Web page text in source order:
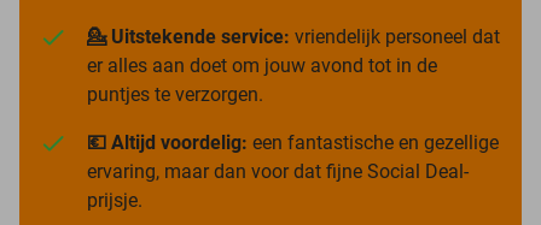
💁 Uitstekende service: vriendelijk personeel dat
er alles aan doet om jouw avond tot in de
puntjes te verzorgen.
💶 Altijd voordelig: een fantastische en gezellige
ervaring, maar dan voor dat fijne Social Deal-
prijsje.